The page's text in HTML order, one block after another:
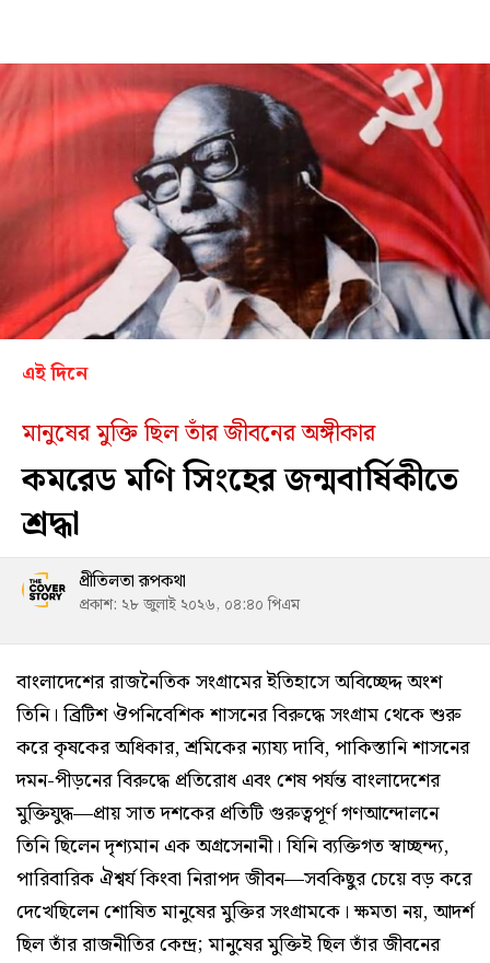
এই দিনে
মানুষের মুক্তি ছিল তাঁর জীবনের অঙ্গীকার
কমরেড মণি সিংহের জন্মবার্ষিকীতে
শ্রদ্ধা
প্রীতিলতা রূপকথা
প্রকাশ: ২৮ জুলাই ২০২৬, ০৪:৪০ পিএম
বাংলাদেশের রাজনৈতিক সংগ্রামের ইতিহাসে অবিচ্ছেদ্দ অংশ
তিনি। ব্রিটিশ ঔপনিবেশিক শাসনের বিরুদ্ধে সংগ্রাম থেকে শুরু
করে কৃষকের অধিকার, শ্রমিকের ন্যায্য দাবি, পাকিস্তানি শাসনের
দমন-পীড়নের বিরুদ্ধে প্রতিরোধ এবং শেষ পর্যন্ত বাংলাদেশের
মুক্তিযুদ্ধ—প্রায় সাত দশকের প্রতিটি গুরুত্বপূর্ণ গণআন্দোলনে
তিনি ছিলেন দৃশ্যমান এক অগ্রসেনানী। যিনি ব্যক্তিগত স্বাচ্ছন্দ্য,
পারিবারিক ঐশ্বর্য কিংবা নিরাপদ জীবন—সবকিছুর চেয়ে বড় করে
দেখেছিলেন শোষিত মানুষের মুক্তির সংগ্রামকে। ক্ষমতা নয়, আদর্শ
ছিল তাঁর রাজনীতির কেন্দ্র; মানুষের মুক্তিই ছিল তাঁর জীবনের